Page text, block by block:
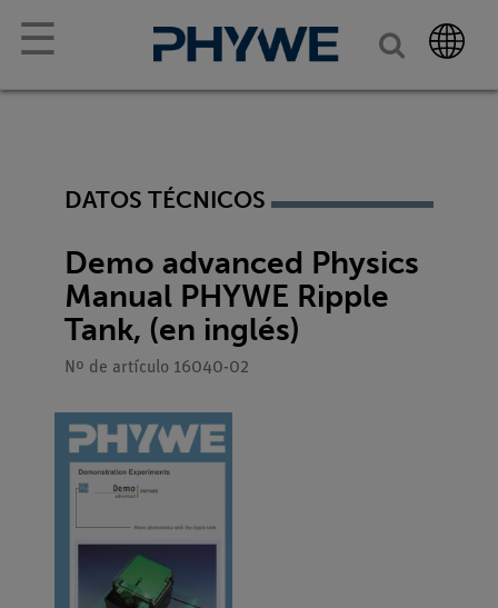
☰
DATOS TÉCNICOS
Demo advanced Physics
Manual PHYWE Ripple
Tank, (en inglés)
Nº de artículo 16040-02